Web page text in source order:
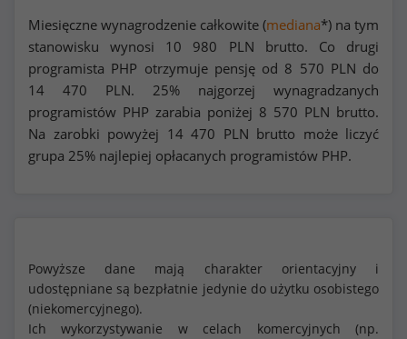
Miesięczne wynagrodzenie całkowite (mediana*) na tym
stanowisku wynosi 10 980 PLN brutto. Co drugi
programista PHP otrzymuje pensję od 8 570 PLN do
14 470 PLN. 25% najgorzej wynagradzanych
programistów PHP zarabia poniżej 8 570 PLN brutto.
Na zarobki powyżej 14 470 PLN brutto może liczyć
grupa 25% najlepiej opłacanych programistów PHP.
Powyższe dane mają charakter orientacyjny i
udostępniane są bezpłatnie jedynie do użytku osobistego
(niekomercyjnego).
Ich wykorzystywanie w celach komercyjnych (np.